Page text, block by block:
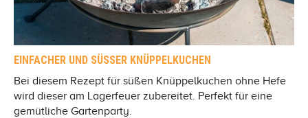
EINFACHER UND SÜSSER KNÜPPELKUCHEN
Bei diesem Rezept für süßen Knüppelkuchen ohne Hefe
wird dieser am Lagerfeuer zubereitet. Perfekt für eine
gemütliche Gartenparty.